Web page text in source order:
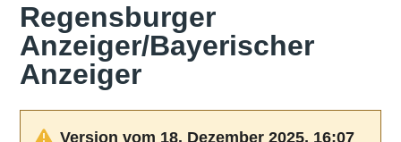
Regensburger
Anzeiger/Bayerischer
Anzeiger
Version vom 18. Dezember 2025, 16:07